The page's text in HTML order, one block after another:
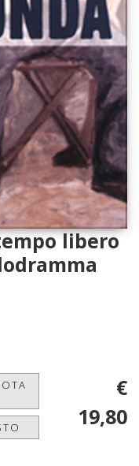
libero
€
19,80